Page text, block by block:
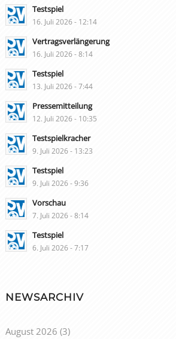
Testspiel
16. Juli 2026 - 12:14
Vertragsverlängerung
16. Juli 2026 - 8:14
Testspiel
13. Juli 2026 - 7:44
Pressemitteilung
12. Juli 2026 - 10:35
Testspielkracher
9. Juli 2026 - 13:23
Testspiel
9. Juli 2026 - 9:36
Vorschau
7. Juli 2026 - 8:14
Testspiel
6. Juli 2026 - 7:17
NEWSARCHIV
August 2026 (3)